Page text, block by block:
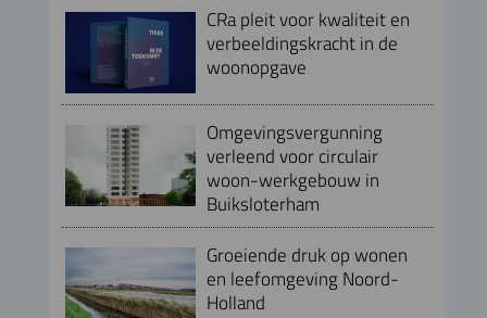
CRa pleit voor kwaliteit en
verbeeldingskracht in de
woonopgave
Omgevingsvergunning
verleend voor circulair
woon-werkgebouw in
Buiksloterham
Groeiende druk op wonen
en leefomgeving Noord-
Holland